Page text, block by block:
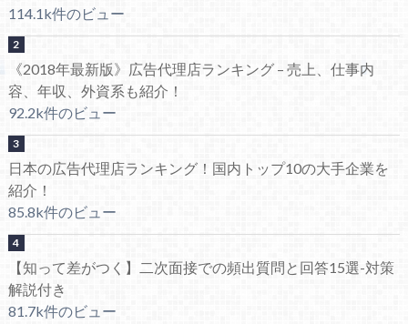
114.1k件のビュー
《2018年最新版》広告代理店ランキング – 売上、仕事内
容、年収、外資系も紹介！
92.2k件のビュー
日本の広告代理店ランキング！国内トップ10の大手企業を
紹介！
85.8k件のビュー
【知って差がつく】二次面接での頻出質問と回答15選-対策
解説付き
81.7k件のビュー